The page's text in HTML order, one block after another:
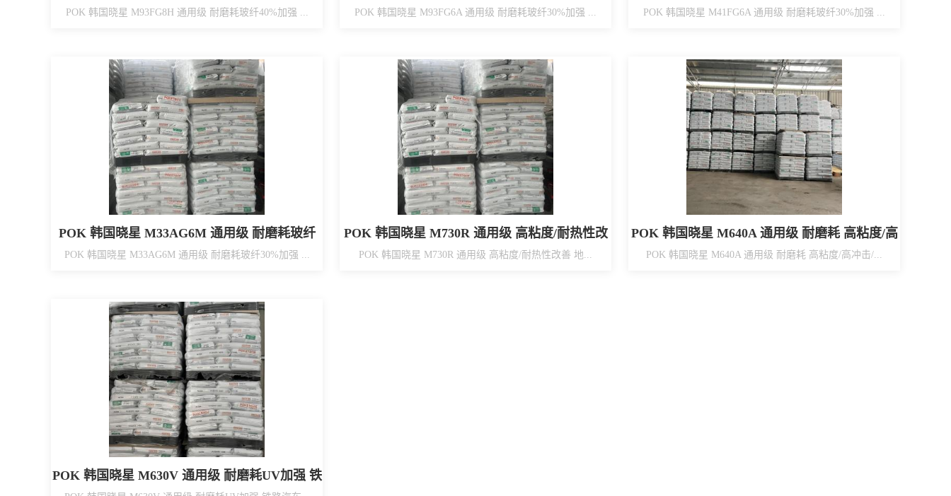
40%加强
POK 韩国晓星 M93FG8H 通用级 耐磨耗玻纤40%加强 ...
30%加强 管道连接件
POK 韩国晓星 M93FG6A 通用级 耐磨耗玻纤30%加强 ...
30%加强 浮纤改善 加工性改善
POK 韩国晓星 M41FG6A 通用级 耐磨耗玻纤30%加强 ...
POK 韩国晓星 M33AG6M 通用级 耐磨耗玻纤
30%加强 浮纤改善
POK 韩国晓星 M33AG6M 通用级 耐磨耗玻纤30%加强 ...
POK 韩国晓星 M730R 通用级 高粘度/耐热性改
善 地下管道内衬
POK 韩国晓星 M730R 通用级 高粘度/耐热性改善 地...
POK 韩国晓星 M640A 通用级 耐磨耗 高粘度/高
冲击/高熔点
POK 韩国晓星 M640A 通用级 耐磨耗 高粘度/高冲击/...
POK 韩国晓星 M630V 通用级 耐磨耗UV加强 铁
路汽车配件